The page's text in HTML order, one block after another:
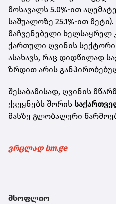
მოსავალს 5.0%-ით
საშუალოზე 25.1%-ით
მაჩვენებელი ხელსაყრელ
ქართული ღვინის
ასახავს, რაც დიდწილად
ზრდით არის
შესაბამისად, ღვინის
ქვეყნებს შორის
მასზე გლობალური
ვრცლად bm.ge
მსოფლიო